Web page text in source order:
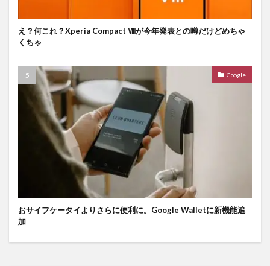
え？何これ？Xperia Compact Ⅷが今年発表との噂だけどめちゃ
くちゃ
Google
おサイフケータイよりさらに便利に。Google Walletに新機能追
加